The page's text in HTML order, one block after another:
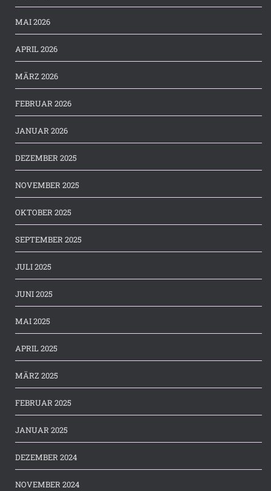
MAI 2026
APRIL 2026
MÄRZ 2026
FEBRUAR 2026
JANUAR 2026
DEZEMBER 2025
NOVEMBER 2025
OKTOBER 2025
SEPTEMBER 2025
JULI 2025
JUNI 2025
MAI 2025
APRIL 2025
MÄRZ 2025
FEBRUAR 2025
JANUAR 2025
DEZEMBER 2024
NOVEMBER 2024